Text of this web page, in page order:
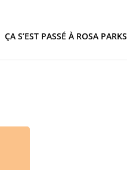
ÇA S’EST PASSÉ À ROSA PARKS